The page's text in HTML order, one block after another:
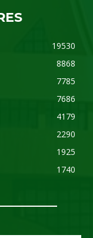
19530
8868
7785
7686
4179
2290
1925
1740